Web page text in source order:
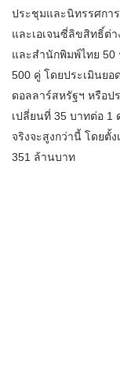
ประชุมและนิทรรศกา
และเอเจนซี่ลิขสิทธิ์ต่า
และสำนักพิมพ์ไทย 50
500 คู่ โดยประเมินย
ดอลลาร์สหรัฐฯ หรือ
เปลี่ยนที่ 35 บาทต่อ 1
จริงจะสูงกว่านี้ โดยตั้
351 ล้านบาท